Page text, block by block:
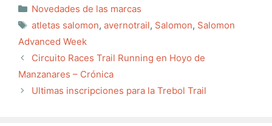
Categorías
Novedades de las marcas
Etiquetas
atletas salomon, avernotrail, Salomon, Salomon
Advanced Week
Circuito Races Trail Running en Hoyo de
Manzanares – Crónica
Ultimas inscripciones para la Trebol Trail